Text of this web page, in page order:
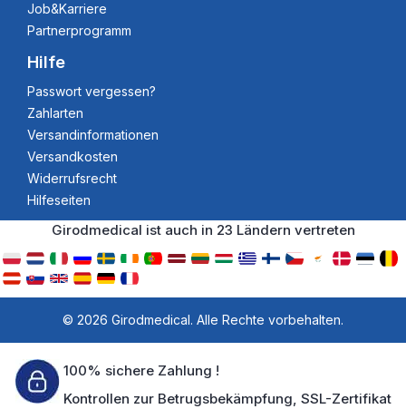
Job&Karriere
Partnerprogramm
Hilfe
Passwort vergessen?
Zahlarten
Versandinformationen
Versandkosten
Widerrufsrecht
Hilfeseiten
Girodmedical ist auch in 23 Ländern vertreten
© 2026 Girodmedical. Alle Rechte vorbehalten.
100% sichere Zahlung !
Kontrollen zur Betrugsbekämpfung, SSL-Zertifikat